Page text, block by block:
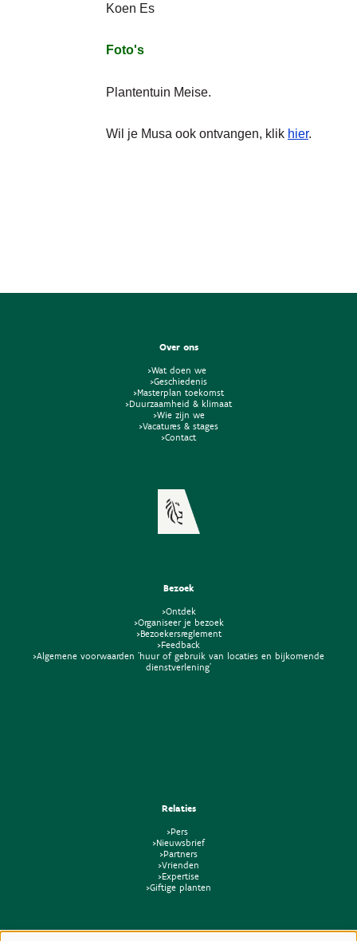
Koen Es
Foto's
Plantentuin Meise.
Wil je Musa ook ontvangen, klik hier.
Over ons
>Wat doen we
>Geschiedenis
>Masterplan toekomst
>Duurzaamheid & klimaat
>Wie zijn we
>Vacatures & stages
>Contact
Bezoek
>Ontdek
>Organiseer je bezoek
>Bezoekersreglement
>Feedback
>Algemene voorwaarden 'huur of gebruik van locaties en bijkomende
dienstverlening'
Relaties
>Pers
>Nieuwsbrief
>Partners
>Vrienden
>Expertise
>Giftige planten